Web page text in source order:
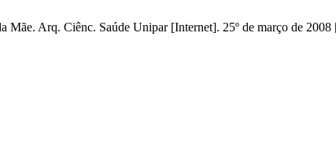
Arq. Ciênc. Saúde Unipar [Internet]. 25º de março de